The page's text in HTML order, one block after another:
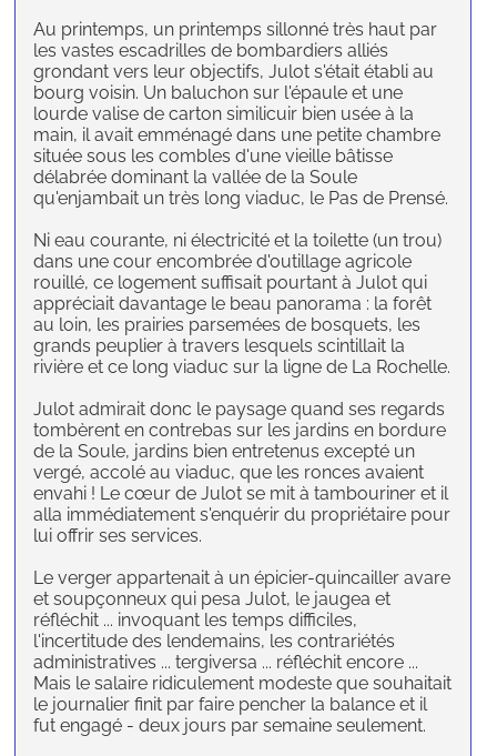
Au printemps, un printemps sillonné très haut par
les vastes escadrilles de bombardiers alliés
grondant vers leur objectifs, Julot s'était établi au
bourg voisin. Un baluchon sur l'épaule et une
lourde valise de carton similicuir bien usée à la
main, il avait emménagé dans une petite chambre
située sous les combles d'une vieille bâtisse
délabrée dominant la vallée de la Soule
qu'enjambait un très long viaduc, le Pas de Prensé.
Ni eau courante, ni électricité et la toilette (un trou)
dans une cour encombrée d'outillage agricole
rouillé, ce logement suffisait pourtant à Julot qui
appréciait davantage le beau panorama : la forêt
au loin, les prairies parsemées de bosquets, les
grands peuplier à travers lesquels scintillait la
rivière et ce long viaduc sur la ligne de La Rochelle.
Julot admirait donc le paysage quand ses regards
tombèrent en contrebas sur les jardins en bordure
de la Soule, jardins bien entretenus excepté un
vergé, accolé au viaduc, que les ronces avaient
envahi ! Le cœur de Julot se mit à tambouriner et il
alla immédiatement s'enquérir du propriétaire pour
lui offrir ses services.
Le verger appartenait à un épicier-quincailler avare
et soupçonneux qui pesa Julot, le jaugea et
réfléchit ... invoquant les temps difficiles,
l'incertitude des lendemains, les contrariétés
administratives ... tergiversa ... réfléchit encore ...
Mais le salaire ridiculement modeste que souhaitait
le journalier finit par faire pencher la balance et il
fut engagé - deux jours par semaine seulement.